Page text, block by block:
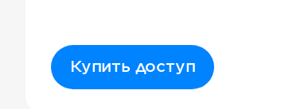
Купить доступ